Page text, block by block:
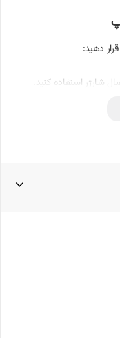
دهید:
شارژر استفاده کنید.
کنید تا از آسیب به
کنید. اطمینان حاصل
شود.